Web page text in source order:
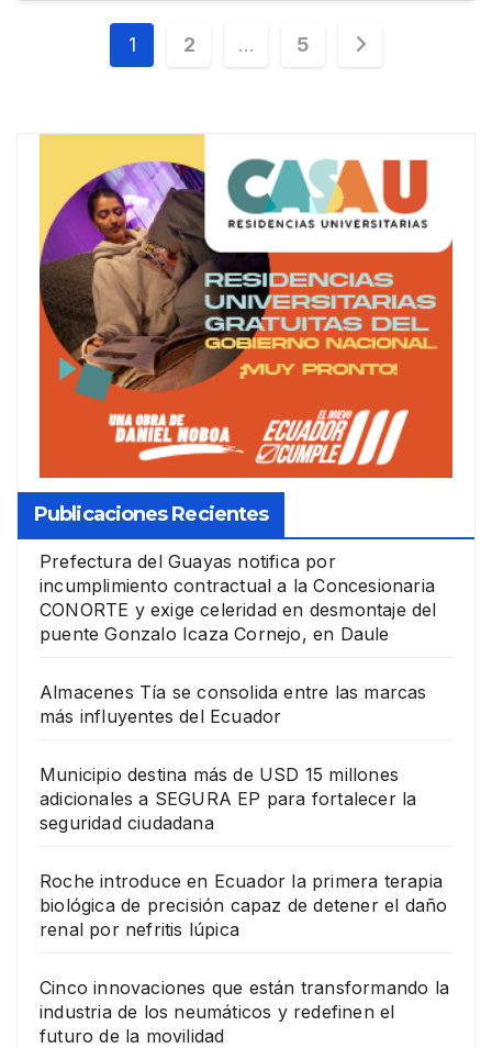
Paginación
entradas
1 2 … 5
Publicaciones Recientes
Prefectura del Guayas notifica por
incumplimiento contractual a la Concesionaria
CONORTE y exige celeridad en desmontaje del
puente Gonzalo Icaza Cornejo, en Daule
Almacenes Tía se consolida entre las marcas
más influyentes del Ecuador
Municipio destina más de USD 15 millones
adicionales a SEGURA EP para fortalecer la
seguridad ciudadana
Roche introduce en Ecuador la primera terapia
biológica de precisión capaz de detener el daño
renal por nefritis lúpica
Cinco innovaciones que están transformando la
industria de los neumáticos y redefinen el
futuro de la movilidad